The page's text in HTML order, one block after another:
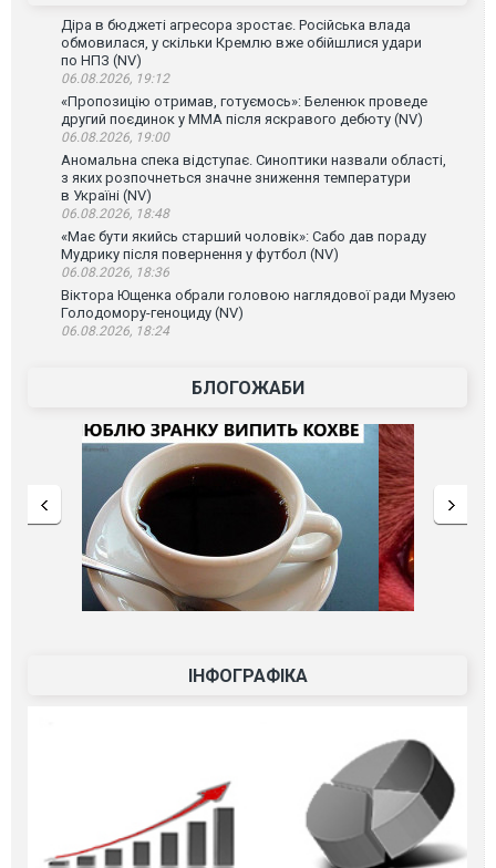
Діра в бюджеті агресора зростає. Російська влада
обмовилася, у скільки Кремлю вже обійшлися удари
по НПЗ (NV)
06.08.2026, 19:12
«Пропозицію отримав, готуємось»: Беленюк проведе
другий поєдинок у ММА після яскравого дебюту (NV)
06.08.2026, 19:00
Аномальна спека відступає. Синоптики назвали області,
з яких розпочнеться значне зниження температури
в Україні (NV)
06.08.2026, 18:48
«Має бути якийсь старший чоловік»: Сабо дав пораду
Мудрику після повернення у футбол (NV)
06.08.2026, 18:36
Віктора Ющенка обрали головою наглядової ради Музею
Голодомору-геноциду (NV)
06.08.2026, 18:24
БЛОГОЖАБИ
ІНФОГРАФІКА